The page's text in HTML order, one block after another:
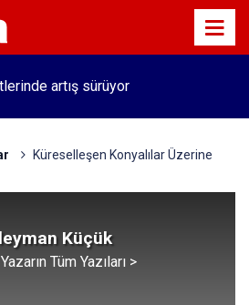
artış sürüyor
Küreselleşen Konyalılar Üzerine
Küçük
Yazarın Tüm Yazıları >